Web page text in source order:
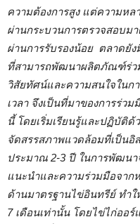
ความต้องการสูง แต่ความห
ผ่านกระบวนการตรวจสอบม
ผ่านการรับรองน้อย ตลาดยัง
ที่สามารถพัฒนาผลิตภัณฑ์ร่ว
วิสัยทัศน์และความสนใจใน
เวลา จึงเป็นที่มาของการร่
นี้ โดยเริ่มเรียนรู้และปฏิบัติด้
จัดสรรสภาพแวดล้อมที่เป็นอิส
ประมาณ 2-3 ปี ในการพัฒนา
แนะนำและความร่วมมือจาก
ด้านมาตรฐานไข่อินทรีย์ ทำใ
7 เดือนเท่านั้น โดยไข่ไก่ออ